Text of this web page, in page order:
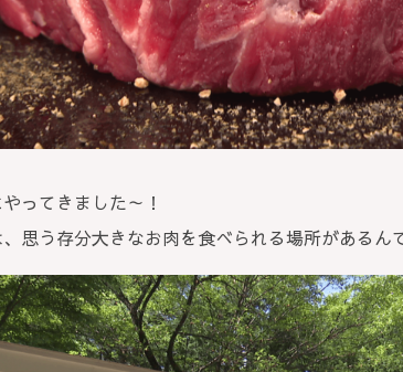
ってきました～！
思う存分大きなお肉を食べられる場所があるん